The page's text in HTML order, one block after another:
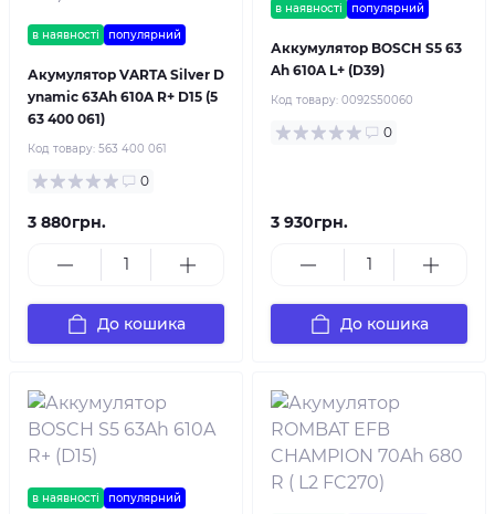
в наявності популярний
Акумулятор VARTA Silver D
ynamic 63Ah 610A R+ D15 (5
63 400 061)
Код товару: 563 400 061
0
3 880грн.
До кошика
в наявності популярний
Аккумулятор BOSCH S5 63
Ah 610A L+ (D39)
Код товару: 0092S50060
0
3 930грн.
До кошика
в наявності популярний